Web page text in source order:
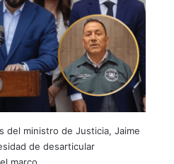
del ministro de Justicia, Jaime
de desarticular
marco…